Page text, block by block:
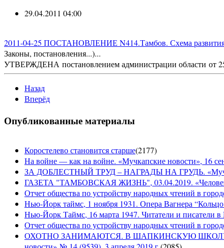
29.04.2011 04:00
2011-04-25 ПОСТАНОВЛЕНИЕ N414.Тамбов. Схема развития
Законы, постановления...)...
УТВЕРЖДЕНА постановлением администрации области от
Назад
Вперёд
Опубликованные материалы
Коростелево становится старше(2177)
На войне — как на войне. «Мучкапские новости», 16
ЗА ДОБЛЕСТНЫЙ ТРУД – НАГРАДЫ НА ГРУДЬ.
ГАЗЕТА "ТАМБОВСКАЯ ЖИЗНЬ", 03.04.2019. «Человек
Отчет общества по устройству народных чтений в
Нью-Йорк таймс, 1 ноября 1931. Опера Вагнера
Нью-Йорк Таймс, 16 марта 1947. Читатели и писатели в
Отчет общества по устройству народных чтений в
ОХОТНО ЗАНИМАЮТСЯ. В ШАПКИНСКУЮ ШКОЛУ